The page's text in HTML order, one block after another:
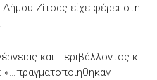
Ζίτσας είχε φέρει στη
και Περιβάλλοντος κ.